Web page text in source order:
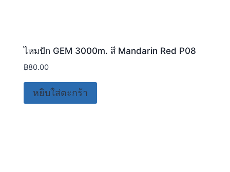
ไหมปัก GEM 3000m. สี Mandarin Red P08
฿80.00
หยิบใส่ตะกร้า